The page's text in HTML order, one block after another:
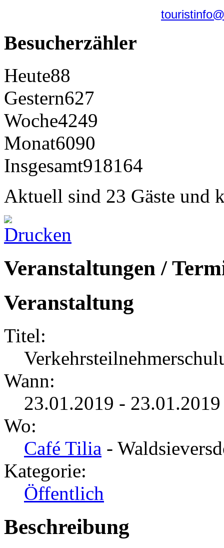
Besucherzähler
Heute88
Gestern627
Woche4249
Monat6090
Insgesamt918164
Aktuell sind 23 Gäste und
Veranstaltungen /
Veranstaltung
Titel:
Wann:
23.01.2019 -
Wo:
Café Tilia -
Kategorie:
Öffentlich
Beschreibung